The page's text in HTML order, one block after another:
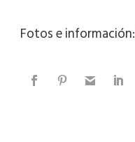
Fotos e información: